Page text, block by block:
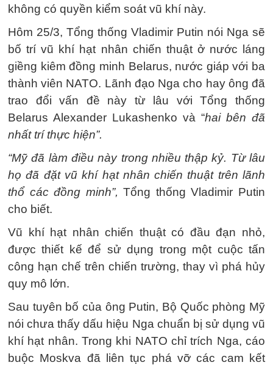
không có quyền kiểm soát vũ khí này.
Hôm 25/3, Tổng thống Vladimir Putin nói Nga sẽ
bố trí vũ khí hạt nhân chiến thuật ở nước láng
giềng kiêm đồng minh Belarus, nước giáp với ba
thành viên NATO. Lãnh đạo Nga cho hay ông đã
trao đổi vấn đề này từ lâu với Tổng thống
Belarus Alexander Lukashenko và “hai bên đã
nhất trí thực hiện”.
“Mỹ đã làm điều này trong nhiều thập kỷ. Từ lâu
họ đã đặt vũ khí hạt nhân chiến thuật trên lãnh
thổ các đồng minh”,Tổng thống Vladimir Putin
cho biết.
Vũ khí hạt nhân chiến thuật có đầu đạn nhỏ,
được thiết kế để sử dụng trong một cuộc tấn
công hạn chế trên chiến trường, thay vì phá hủy
quy mô lớn.
Sau tuyên bố của ông Putin, Bộ Quốc phòng Mỹ
nói chưa thấy dấu hiệu Nga chuẩn bị sử dụng vũ
khí hạt nhân. Trong khi NATO chỉ trích Nga, cáo
buộc Moskva đã liên tục phá vỡ các cam kết